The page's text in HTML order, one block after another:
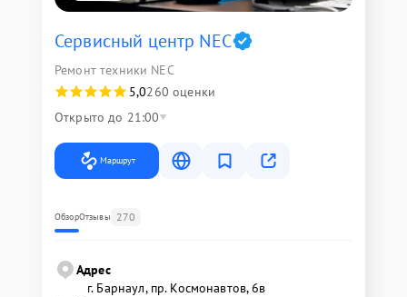
Сервисный центр NEC
Ремонт техники NEC
5,0260 оценки
Открыто до 21:00
Маршрут
ОбзорОтзывы 270
Адрес
г. Барнаул, ​пр. Космонавтов, 6в